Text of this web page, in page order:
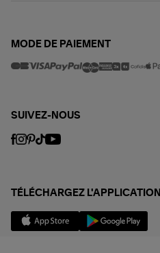
MODE DE PAIEMENT
SUIVEZ-NOUS
TÉLÉCHARGEZ L'APPLICATION